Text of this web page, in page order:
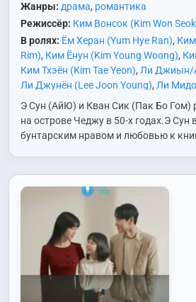
Жанры: драма, романтика
Режиссёр: Ким Вонсок (Kim Won
В ролях: Ём Херан (Yum Hye Ran),
Rim), Ким Ёнун (Kim Young Woong),
Ким Тхэён (Kim Tae Yeon), Ли Джиын/
Ли Джунён (Lee Joon Young), Ли Мидо
(Lee Soo Kyung)
Ли Суми (Lee Soo Mi)
Moo)
Мун Сори (Moon So Ri) На
Гиэ (Nam Ki Ae)
О Джонсе (Oh Jung Se)
Пак Богом (Park Bo Gum)
Дживон (Baek Ji Won),Хван Джэёль
Исо (Jung Yi Seo),Чон Ынгён (Jung
(Choi Dae Hoon),Ю Дахе (Yoo Da Hye)
Э Сун (АйЮ) и Кван Сик (Пак Бо Гом)
на острове Чеджу в 50-х годах.Э Сун
бунтарским нравом и любовью к